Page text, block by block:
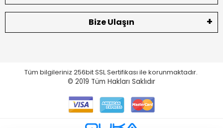
Bize Ulaşın
Tüm bilgileriniz 256bit SSL Sertifikası ile korunmaktadır.
© 2019 Tüm Hakları Saklıdır